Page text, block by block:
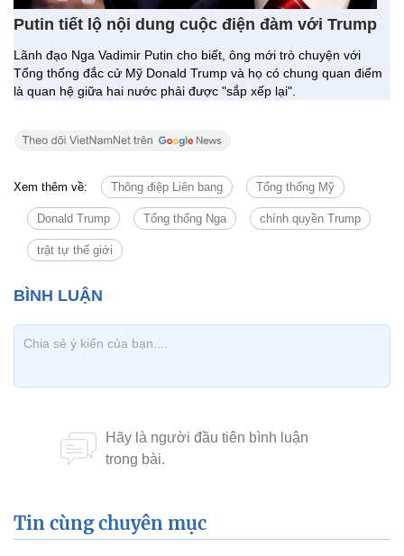
Putin tiết lộ nội dung cuộc điện đàm với Trump
Lãnh đạo Nga Vadimir Putin cho biết, ông mới trò chuyện với
Tổng thống đắc cử Mỹ Donald Trump và họ có chung quan điểm
là quan hệ giữa hai nước phải được "sắp xếp lại".
Xem thêm về: Thông điệp Liên bang Tổng thống Mỹ
Donald Trump Tổng thống Nga chính quyền Trump
trật tự thế giới
Tin cùng chuyên mục